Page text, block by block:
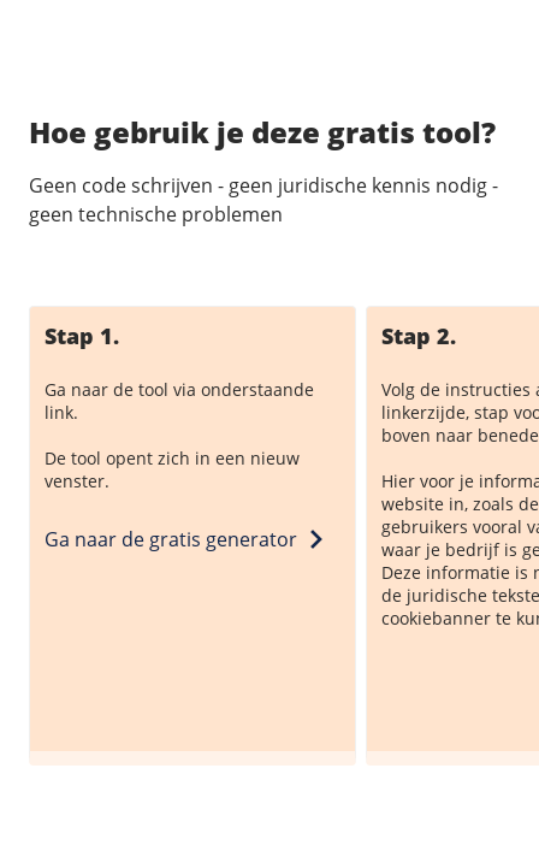
Hoe gebruik je deze gratis tool?
Geen code schrijven - geen juridische kennis nodig -
geen technische problemen
Stap 1.
Ga naar de tool via onderstaande
link.
De tool opent zich in een nieuw
venster.
Ga naar de gratis generator
Stap 2.
Volg de instructies
linkerzijde, stap
boven naar
Hier voor je
website in, zoals
gebruikers vooral
waar je bedrijf is
Deze informatie is
de juridische
cookiebanner te